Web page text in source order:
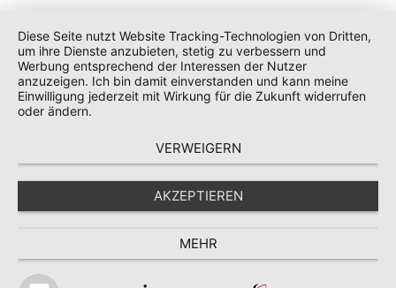
Durch die weiße Winterwelt
WIR EMPFEHLEN FÜR KINDERSTIMMEN:
KONTAKT IMPRESSUM DATENSCHUTZ
AGB
WIDERRUFSFORMULAR
Diese Seite nutzt Website Tracking-Technologien von Dritten,
um ihre Dienste anzubieten, stetig zu verbessern und
Werbung entsprechend der Interessen der Nutzer
anzuzeigen. Ich bin damit einverstanden und kann meine
Einwilligung jederzeit mit Wirkung für die Zukunft widerrufen
oder ändern.
VERWEIGERN
AKZEPTIEREN
MEHR